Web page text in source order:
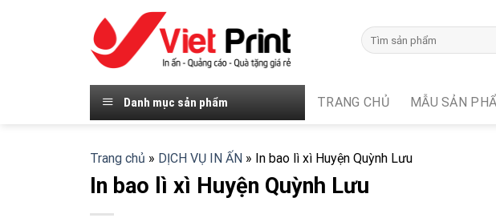
Danh mục sản phẩm TRANG CHỦ MẪU SẢN
Trang chủ » DỊCH VỤ IN ẤN » In bao lì xì Huyện Quỳnh Lưu
In bao lì xì Huyện Quỳnh Lưu